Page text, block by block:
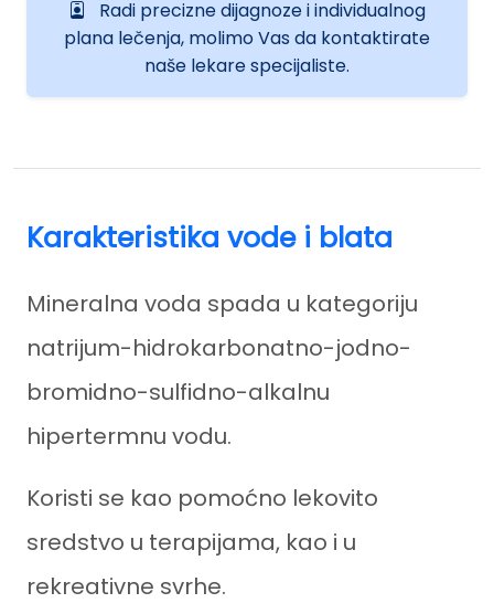
Radi precizne dijagnoze i individualnog
plana lečenja, molimo Vas da kontaktirate
naše lekare specijaliste.
Karakteristika vode i blata
Mineralna voda spada u kategoriju
natrijum-hidrokarbonatno-jodno-
bromidno-sulfidno-alkalnu
hipertermnu vodu.
Koristi se kao pomoćno lekovito
sredstvo u terapijama, kao i u
rekreativne svrhe.